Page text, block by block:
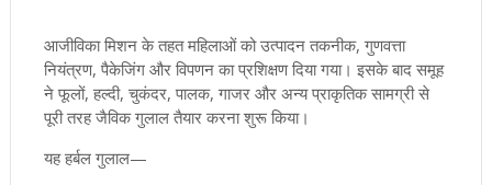
आजीविका मिशन के तहत महिलाओं को उत्पादन तकनीक, गुणवत्ता
नियंत्रण, पैकेजिंग और विपणन का प्रशिक्षण दिया गया। इसके बाद समूह
ने फूलों, हल्दी, चुकंदर, पालक, गाजर और अन्य प्राकृतिक सामग्री से
पूरी तरह जैविक गुलाल तैयार करना शुरू किया।
यह हर्बल गुलाल—